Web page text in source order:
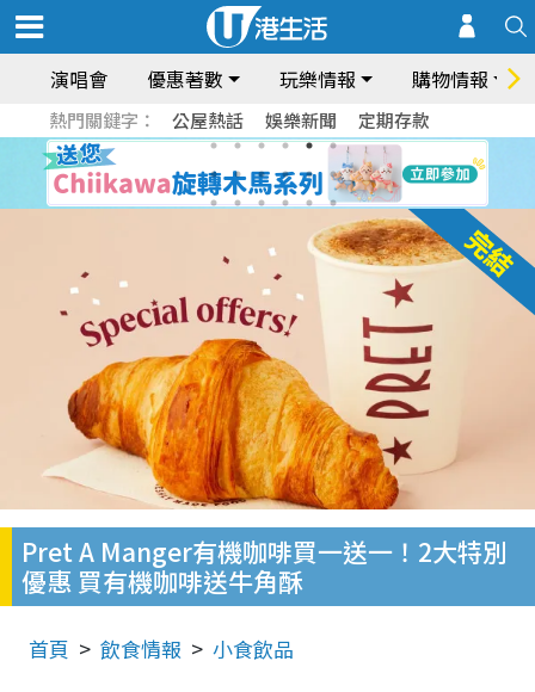
演唱會 優惠著數 玩樂情報 購物情報
熱門關鍵字： 公屋熱話 娛樂新聞 定期存款
Pret A Manger有機咖啡買一送一！2大特別
優惠 買有機咖啡送牛角酥
首頁 飲食情報 小食飲品